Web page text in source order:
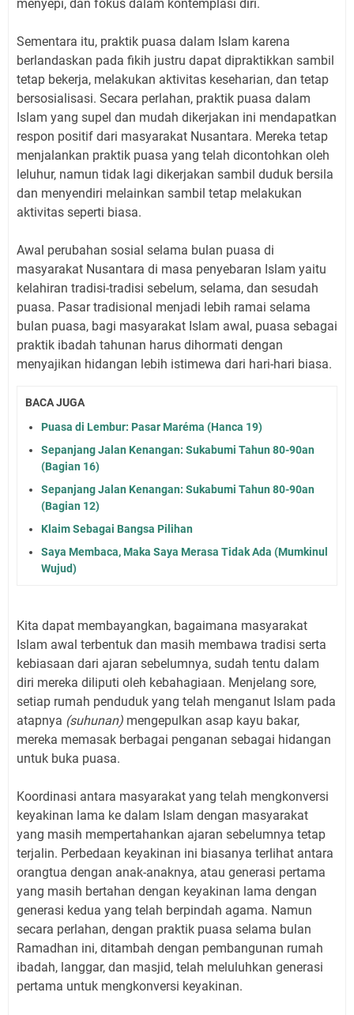
menyepi, dan fokus dalam kontemplasi diri.
Sementara itu, praktik puasa dalam Islam karena
berlandaskan pada fikih justru dapat dipraktikkan sambil
tetap bekerja, melakukan aktivitas keseharian, dan tetap
bersosialisasi. Secara perlahan, praktik puasa dalam
Islam yang supel dan mudah dikerjakan ini mendapatkan
respon positif dari masyarakat Nusantara. Mereka tetap
menjalankan praktik puasa yang telah dicontohkan oleh
leluhur, namun tidak lagi dikerjakan sambil duduk bersila
dan menyendiri melainkan sambil tetap melakukan
aktivitas seperti biasa.
Awal perubahan sosial selama bulan puasa di
masyarakat Nusantara di masa penyebaran Islam yaitu
kelahiran tradisi-tradisi sebelum, selama, dan sesudah
puasa. Pasar tradisional menjadi lebih ramai selama
bulan puasa, bagi masyarakat Islam awal, puasa sebagai
praktik ibadah tahunan harus dihormati dengan
menyajikan hidangan lebih istimewa dari hari-hari biasa.
BACA JUGA
Puasa di Lembur: Pasar Maréma (Hanca 19)
Sepanjang Jalan Kenangan: Sukabumi Tahun 80-90an
(Bagian 16)
Sepanjang Jalan Kenangan: Sukabumi Tahun 80-90an
(Bagian 12)
Klaim Sebagai Bangsa Pilihan
Saya Membaca, Maka Saya Merasa Tidak Ada (Mumkinul
Wujud)
Kita dapat membayangkan, bagaimana masyarakat
Islam awal terbentuk dan masih membawa tradisi serta
kebiasaan dari ajaran sebelumnya, sudah tentu dalam
diri mereka diliputi oleh kebahagiaan. Menjelang sore,
setiap rumah penduduk yang telah menganut Islam pada
atapnya (suhunan) mengepulkan asap kayu bakar,
mereka memasak berbagai penganan sebagai hidangan
untuk buka puasa.
Koordinasi antara masyarakat yang telah mengkonversi
keyakinan lama ke dalam Islam dengan masyarakat
yang masih mempertahankan ajaran sebelumnya tetap
terjalin. Perbedaan keyakinan ini biasanya terlihat antara
orangtua dengan anak-anaknya, atau generasi pertama
yang masih bertahan dengan keyakinan lama dengan
generasi kedua yang telah berpindah agama. Namun
secara perlahan, dengan praktik puasa selama bulan
Ramadhan ini, ditambah dengan pembangunan rumah
ibadah, langgar, dan masjid, telah meluluhkan generasi
pertama untuk mengkonversi keyakinan.